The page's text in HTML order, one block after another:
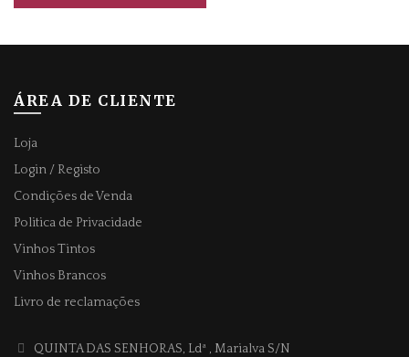
ÁREA DE CLIENTE
Loja
Login / Registo
Condições de Venda
Politica de Privacidade
Vinhos Tintos
Vinhos Brancos
Livro de reclamações
QUINTA DAS SENHORAS, Ldª , Marialva S/N